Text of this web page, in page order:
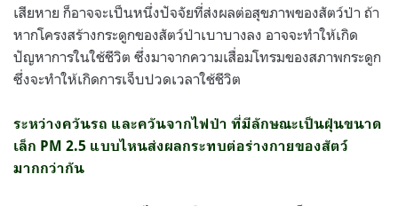
เสียหาย ก็อาจจะเป็นหนึ่งปัจจัยที่ส่งผลต่อสุขภาพของสัตว์ป่า ถ้า
หากโครงสร้างกระดูกของสัตว์ป่าเบาบางลง อาจจะทำให้เกิด
ปัญหาการในใช้ชีวิต ซึ่งมาจากความเสื่อมโทรมของสภาพกระดูก
ซึ่งจะทำให้เกิดการเจ็บปวดเวลาใช้ชีวิต
ระหว่างควันรถ และควันจากไฟป่า ที่มีลักษณะเป็นฝุ่นขนาด
เล็ก PM 2.5 แบบไหนส่งผลกระทบต่อร่างกายของสัตว์
มากกว่ากัน